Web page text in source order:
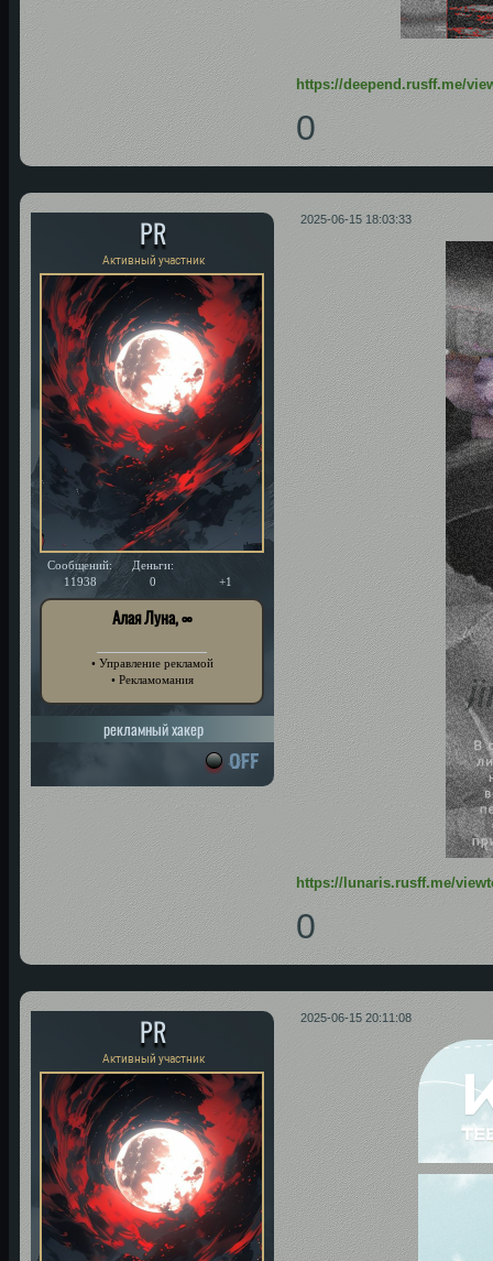
https://deepend.rusff.me/
0
2025-06-15 18:03:33
PR
Активный участник
Сообщений:
11938
Деньги:
0
+1
Алая Луна, ∞
• Управление рекламой
• Рекламомания
рекламный хакер
https://lunaris.rusff.me/
0
2025-06-15 20:11:08
PR
Активный участник